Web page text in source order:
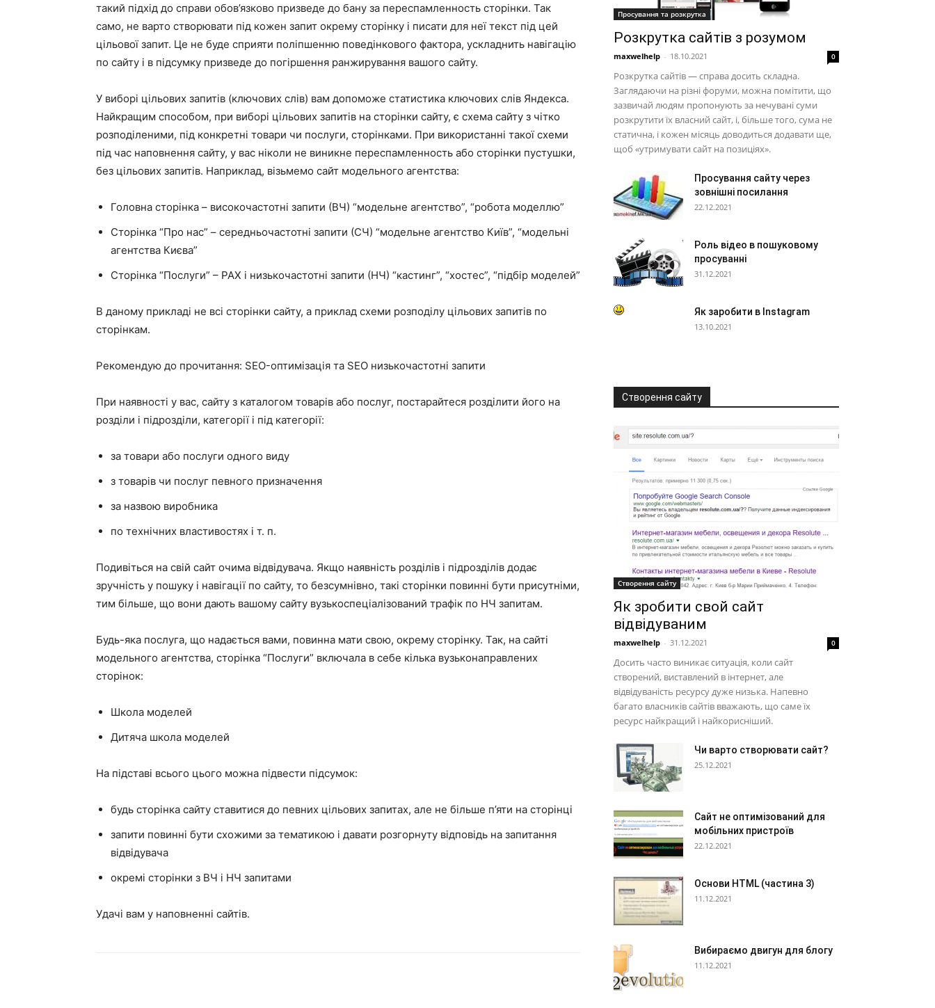
такий підхід до справи обов’язково призведе до бану за переспамленность сторінки. Так
само, не варто створювати під кожен запит окрему сторінку і писати для неї текст під цей
цільової запит. Це не буде сприяти поліпшенню поведінкового фактора, ускладнить навігацію
по сайту і в підсумку призведе до погіршення ранжирування вашого сайту.
У виборі цільових запитів (ключових слів) вам допоможе статистика ключових слів Яндекса.
Найкращим способом, при виборі цільових запитів на сторінки сайту, є схема сайту з чітко
розподіленими, під конкретні товари чи послуги, сторінками. При використанні такої схеми
під час наповнення сайту, у вас ніколи не виникне переспамленность або сторінки пустушки,
без цільових запитів. Наприклад, візьмемо сайт модельного агентства:
Головна сторінка – високочастотні запити (ВЧ) “модельне агентство”, “робота моделлю”
Сторінка “Про нас” – середньочастотні запити (СЧ) “модельне агентство Київ”, “модельні
агентства Києва”
Сторінка “Послуги” – РАХ і низькочастотні запити (НЧ) “кастинг”, “хостес”, “підбір моделей”
В даному прикладі не всі сторінки сайту, а приклад схеми розподілу цільових запитів по
сторінкам.
Рекомендую до прочитання: SEO-оптимізація та SEO низькочастотні запити
При наявності у вас, сайту з каталогом товарів або послуг, постарайтеся розділити його на
розділи і підрозділи, категорії і під категорії:
за товари або послуги одного виду
з товарів чи послуг певного призначення
за назвою виробника
по технічних властивостях і т. п.
Подивіться на свій сайт очима відвідувача. Якщо наявність розділів і підрозділів додає
зручність у пошуку і навігації по сайту, то безсумнівно, такі сторінки повинні бути присутніми,
тим більше, що вони дають вашому сайту вузькоспеціалізований трафік по НЧ запитам.
Будь-яка послуга, що надається вами, повинна мати свою, окрему сторінку. Так, на сайті
модельного агентства, сторінка “Послуги” включала в себе кілька вузьконаправлених
сторінок:
Школа моделей
Дитяча школа моделей
На підставі всього цього можна підвести підсумок:
будь сторінка сайту ставитися до певних цільових запитах, але не більше п’яти на сторінці
запити повинні бути схожими за тематикою і давати розгорнуту відповідь на запитання
відвідувача
окремі сторінки з ВЧ і НЧ запитами
Удачі вам у наповненні сайтів.
Просування та розкрутка
Розкрутка сайтів з розумом
maxwelhelp - 18.10.2021 0
Розкрутка сайтів — справа досить складна.
Заглядаючи на різні форуми, можна помітити, що
зазвичай людям пропонують за нечувані суми
розкрутити їх власний сайт, і, більше того, сума не
статична, і кожен місяць доводиться додавати ще,
щоб «утримувати сайт на позиціях».
Просування сайту через
зовнішні посилання
22.12.2021
Роль відео в пошуковому
просуванні
31.12.2021
Як заробити в Instagram
13.10.2021
Створення сайту
Створення сайту
Як зробити свой сайт
відвідуваним
maxwelhelp - 31.12.2021 0
Досить часто виникає ситуація, коли сайт
створений, виставлений в інтернет, але
відвідуваність ресурсу дуже низька. Напевно
багато власників сайтів вважають, що саме їх
ресурс найкращий і найкорисніший.
Чи варто створювати сайт?
25.12.2021
Сайт не оптимізований для
мобільних пристроїв
22.12.2021
Основи HTML (частина 3)
11.12.2021
Вибираємо двигун для блогу
11.12.2021